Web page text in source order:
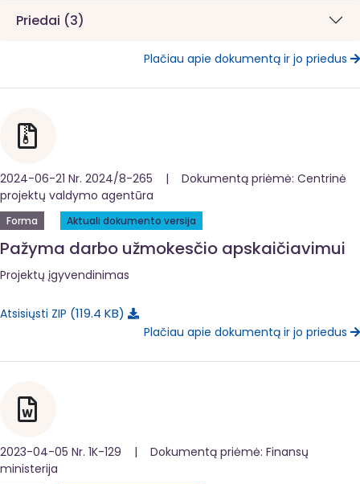
Priedai (3)
Plačiau apie dokumentą ir jo priedus
2024-06-21 Nr. 2024/8-265 | Dokumentą priėmė: Centrinė
projektų valdymo agentūra
Forma Aktuali dokumento versija
Pažyma darbo užmokesčio apskaičiavimui
Projektų įgyvendinimas
Atsisiųsti ZIP 119.4 KB
Plačiau apie dokumentą ir jo priedus
2023-04-05 Nr. 1K-129 | Dokumentą priėmė: Finansų
ministerija